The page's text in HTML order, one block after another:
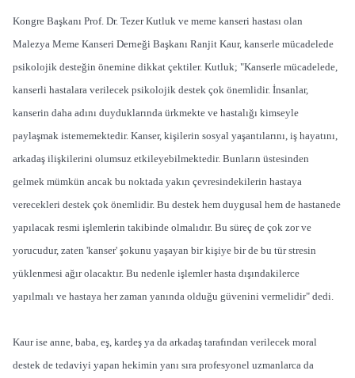
Kongre Başkanı Prof. Dr. Tezer Kutluk ve meme kanseri hastası olan
Malezya Meme Kanseri Derneği Başkanı Ranjit Kaur, kanserle mücadelede
psikolojik desteğin önemine dikkat çektiler. Kutluk; "Kanserle mücadelede,
kanserli hastalara verilecek psikolojik destek çok önemlidir. İnsanlar,
kanserin daha adını duyduklarında ürkmekte ve hastalığı kimseyle
paylaşmak istememektedir. Kanser, kişilerin sosyal yaşantılarını, iş hayatını,
arkadaş ilişkilerini olumsuz etkileyebilmektedir. Bunların üstesinden
gelmek mümkün ancak bu noktada yakın çevresindekilerin hastaya
verecekleri destek çok önemlidir. Bu destek hem duygusal hem de hastanede
yapılacak resmi işlemlerin takibinde olmalıdır. Bu süreç de çok zor ve
yorucudur, zaten 'kanser' şokunu yaşayan bir kişiye bir de bu tür stresin
yüklenmesi ağır olacaktır. Bu nedenle işlemler hasta dışındakilerce
yapılmalı ve hastaya her zaman yanında olduğu güvenini vermelidir" dedi.
Kaur ise anne, baba, eş, kardeş ya da arkadaş tarafından verilecek moral
destek de tedaviyi yapan hekimin yanı sıra profesyonel uzmanlarca da